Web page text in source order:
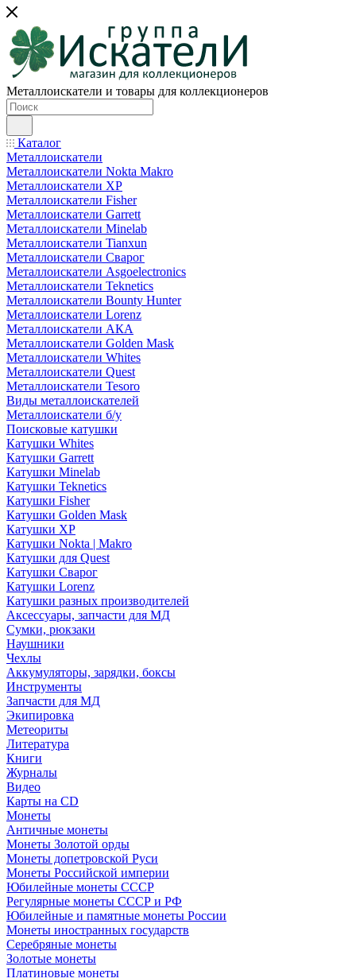
Металлоискатели и товары для коллекционеров
Каталог
Металлоискатели
Металлоискатели Nokta Makro
Металлоискатели XP
Металлоискатели Fisher
Металлоискатели Garrett
Металлоискатели Minelab
Металлоискатели Tianxun
Металлоискатели Сварог
Металлоискатели Asgoelectronics
Металлоискатели Teknetics
Металлоискатели Bounty Hunter
Металлоискатели Lorenz
Металлоискатели АКА
Металлоискатели Golden Mask
Металлоискатели Whites
Металлоискатели Quest
Металлоискатели Tesoro
Виды металлоискателей
Металлоискатели б/у
Поисковые катушки
Катушки Whites
Катушки Garrett
Катушки Minelab
Катушки Teknetics
Катушки Fisher
Катушки Golden Mask
Катушки XP
Катушки Nokta | Makro
Катушки для Quest
Катушки Сварог
Катушки Lorenz
Катушки разных производителей
Аксессуары, запчасти для МД
Сумки, рюкзаки
Наушники
Чехлы
Аккумуляторы, зарядки, боксы
Инструменты
Запчасти для МД
Экипировка
Метеориты
Литература
Книги
Журналы
Видео
Карты на CD
Монеты
Античные монеты
Монеты Золотой орды
Монеты допетровской Руси
Монеты Российской империи
Юбилейные монеты СССР
Регулярные монеты СССР и РФ
Юбилейные и памятные монеты России
Монеты иностранных государств
Серебряные монеты
Золотые монеты
Платиновые монеты